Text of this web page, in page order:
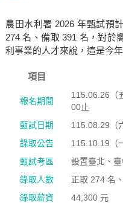
農田水利署 2026 年甄試預
274 名、備取 391 名，對於
利事業的人才來說，這是今
項目
報名期間
115.06.26（
00止
甄試日期
115.08.29（
錄取公告
115.10.19（
甄試考區
設置臺北、
錄取人數
正取 274 名
錄取薪資
44,300 元